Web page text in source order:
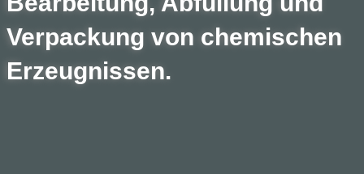
Verpackung von chemischen
Erzeugnissen.